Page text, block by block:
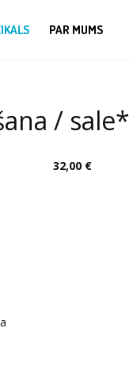
PAR MUMS
/ sale*
32,00 €